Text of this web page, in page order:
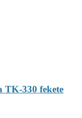
330 fekete